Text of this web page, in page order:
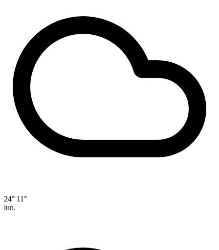
24° 11°
lun.